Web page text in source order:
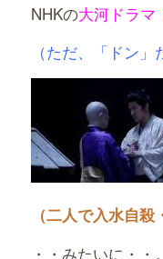
NHKの大河ドラマ
（ただ、「ドン
（二人で入水自殺
・・みたいに・・。